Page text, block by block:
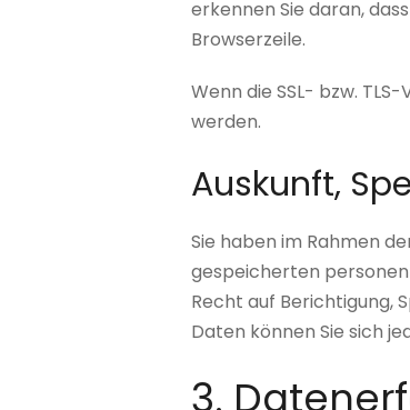
erkennen Sie daran,
Browserzeile.
Wenn die SSL- bzw.
werden.
Auskunft,
Sie haben im Rahmen
gespeicherten
Recht auf Berichtigung,
Daten können Sie sich
3.